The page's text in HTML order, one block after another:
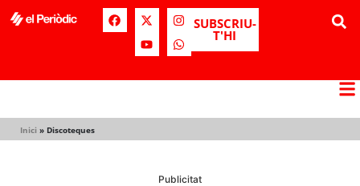
SUBSCRIU-
T'HI
Inici » Discoteques
Publicitat